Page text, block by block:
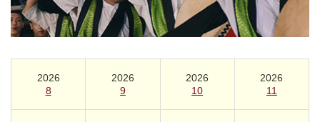
2026
8
2026
9
2026
10
2026
11